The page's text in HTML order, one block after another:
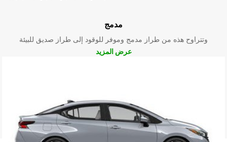
مدمج
وتتراوح هذه من طراز مدمج وموفر للوقود إلى طراز صديق للبيئة
عرض المزيد